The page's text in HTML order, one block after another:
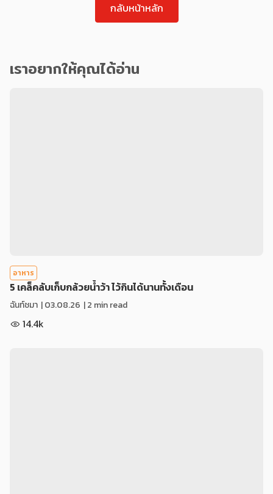
กลับหน้าหลัก
เราอยากให้คุณได้อ่าน
อาหาร
5 เคล็คลับเก็บกล้วยน้ำว้า ไว้กินได้นานทั้งเดือน
ฉันท์ชมา |03.08.26 | 2 min read
14.4k